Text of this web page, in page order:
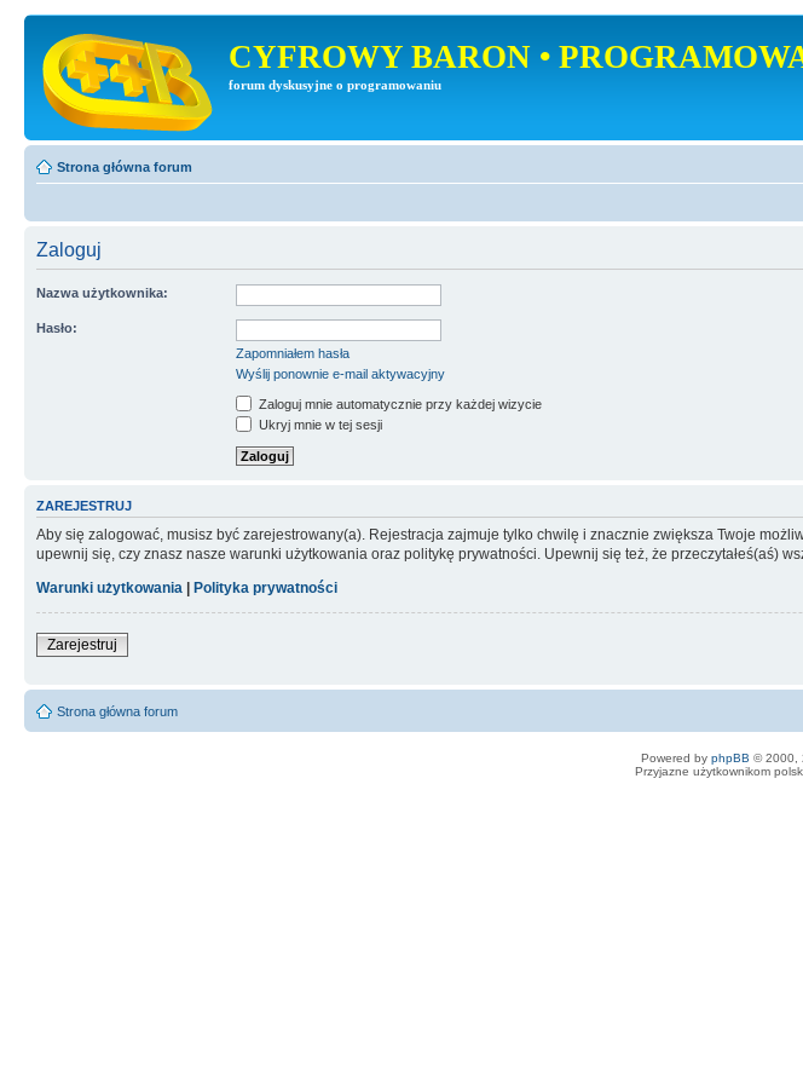
CYFROWY BARON •
forum dyskusyjne o programowaniu
Strona główna forum
Zaloguj
Nazwa użytkownika:
Hasło:
Zapomniałem hasła
Wyślij ponownie e-mail aktywacyjny
Zaloguj mnie automatycznie przy każdej wizycie
Ukryj mnie w tej sesji
ZAREJESTRUJ
Aby się zalogować, musisz być zarejestrowany(a). Rejestracja zajmuje tylko chwilę i znacznie zwiększa Twoje
upewnij się, czy znasz nasze warunki użytkowania oraz politykę prywatności. Upewnij się też, że przeczytałeś(aś)
Warunki użytkowania | Polityka prywatności
Zarejestruj
Strona główna forum
Powered by phpBB © 2000,
Przyjazne użytkownikom